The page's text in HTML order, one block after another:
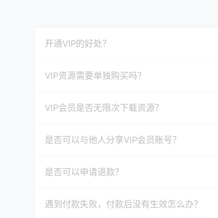
开通VIP的好处？
VIP资源需要单独购买吗？
VIP会员是否无限次下载资源？
是否可以与他人分享VIP会员账号？
是否可以申请退款？
遇到付款失败，付款后没有生效怎么办？